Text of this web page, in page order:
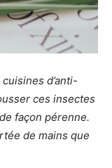
d’anti-
ces insectes
façon pérenne.
de mains que